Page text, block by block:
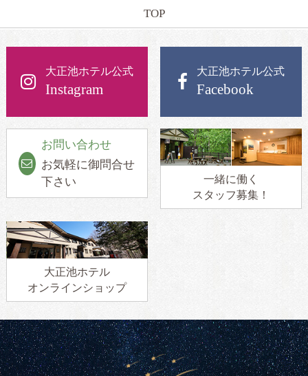
TOP
大正池ホテル公式
Instagram
大正池ホテル公式
Facebook
お問い合わせ
お気軽に御問合せ
下さい
一緒に働く
スタッフ募集！
大正池ホテル
オンラインショップ